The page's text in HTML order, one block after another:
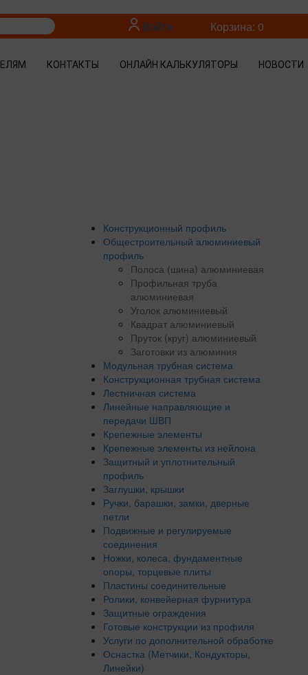
Войти Корзина: 0
КОНТАКТЫ ОНЛАЙН КАЛЬКУЛЯТОРЫ НОВОСТИ
Конструкционный профиль
Общестроительный алюминиевый
профиль
Полоса (шина) алюминиевая
Профильная труба
алюминиевая
Уголок алюминиевый
Квадрат алюминиевый
Пруток (круг) алюминиевый
Заготовки из алюминия
Модульная трубная система
Конструкционная трубная система
Лестничная система
Линейные направляющие и
передачи ШВП
Крепежные элементы
Крепежные элементы из нейлона
Защитный и уплотнительный
профиль
Заглушки, крышки
Ручки, барашки, замки, дверные
петли
Подвижные и регулируемые
соединения
Ножки, колеса, фундаментные
опоры, торцевые плиты
Пластины соединительные
Ролики, конвейерная фурнитура
Защитные ограждения
Готовые конструкции из профиля
Услуги по дополнительной обработке
Оснастка (Метчики, Кондукторы,
Линейки)